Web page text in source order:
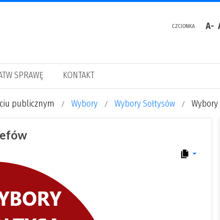
CZCIONKA A-
SPRAWĘ KONTAKT
publicznym Wybory Wybory Sołtysów Wybory